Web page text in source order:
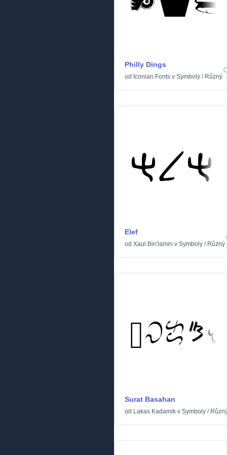
Philly Dings
od Iconian Fonts v Symboly / Různý
Elef
od Xaul Bin'iamin v Symboly / Různý
Surat Basahan
od Lakas Kadamik v Symboly /